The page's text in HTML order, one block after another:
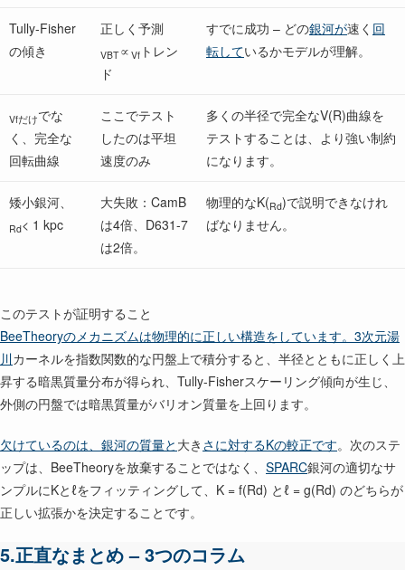
Tully-Fisher
の傾き
正しく予測
VBT∝ Vf トレン
ド
すでに成功 – どの銀河が速く 回
転しているかモデルが理解。
Vfだけでな
く、完全な
回転曲線
ここでテスト
したのは平坦
速度のみ
多くの半径で完全なV(R)曲線を
テストすることは、より強い制約
になります。
矮小銀河、
Rd< 1 kpc
大失敗：CamB
は4倍、D631-7
は2倍。
物理的なK(Rd)で説明できなけれ
ばなりません。
このテストが証明すること
BeeTheoryのメカニズムは物理的に正しい構造をしています。3次元湯
川カーネルを指数関数的な円盤上で積分すると、半径とともに正しく上
昇する暗黒質量分布が得られ、Tully-Fisherスケーリング傾向が生じ、
外側の円盤では暗黒質量がバリオン質量を上回ります。
欠けているのは、銀河の質量と 大き さに対するKの較正です。次のステ
ップは、BeeTheoryを放棄することではなく、 SPARC銀河の適切なサ
ンプルにKとℓをフィッティングして、K = f(Rd) とℓ = g(Rd) のどちらが
正しい拡張かを決定することです。
5.正直なまとめ – 3つのコラム